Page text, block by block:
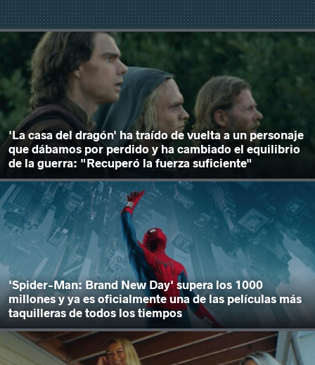
'La casa del dragón' ha traído de vuelta a un personaje
que dábamos por perdido y ha cambiado el equilibrio
de la guerra: "Recuperó la fuerza suficiente"
'Spider-Man: Brand New Day' supera los 1000
millones y ya es oficialmente una de las películas más
taquilleras de todos los tiempos